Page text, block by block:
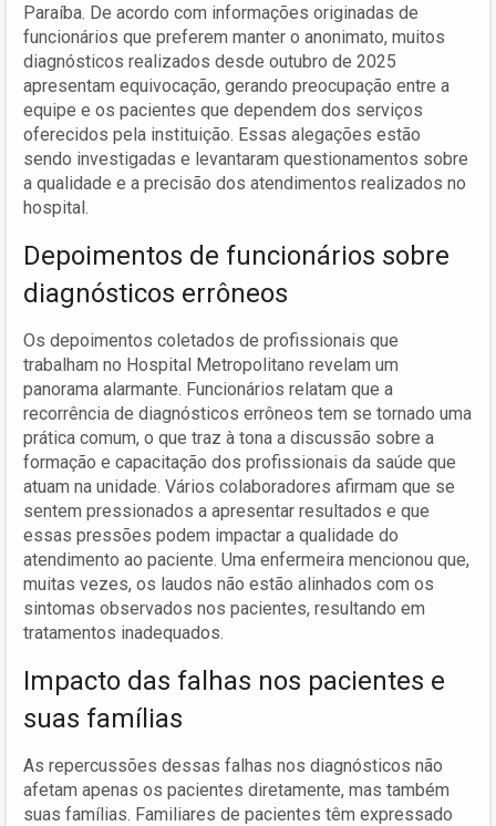
Paraíba. De acordo com informações originadas de
funcionários que preferem manter o anonimato, muitos
diagnósticos realizados desde outubro de 2025
apresentam equivocação, gerando preocupação entre a
equipe e os pacientes que dependem dos serviços
oferecidos pela instituição. Essas alegações estão
sendo investigadas e levantaram questionamentos sobre
a qualidade e a precisão dos atendimentos realizados no
hospital.
Depoimentos de funcionários sobre
diagnósticos errôneos
Os depoimentos coletados de profissionais que
trabalham no Hospital Metropolitano revelam um
panorama alarmante. Funcionários relatam que a
recorrência de diagnósticos errôneos tem se tornado uma
prática comum, o que traz à tona a discussão sobre a
formação e capacitação dos profissionais da saúde que
atuam na unidade. Vários colaboradores afirmam que se
sentem pressionados a apresentar resultados e que
essas pressões podem impactar a qualidade do
atendimento ao paciente. Uma enfermeira mencionou que,
muitas vezes, os laudos não estão alinhados com os
sintomas observados nos pacientes, resultando em
tratamentos inadequados.
Impacto das falhas nos pacientes e
suas famílias
As repercussões dessas falhas nos diagnósticos não
afetam apenas os pacientes diretamente, mas também
suas famílias. Familiares de pacientes têm expressado